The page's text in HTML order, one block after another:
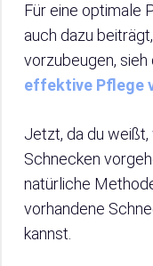
Für eine optimale
auch dazu
vorzubeugen,
effektive Pflege
Jetzt, da du
Schnecken
natürliche
vorhandene
kannst.